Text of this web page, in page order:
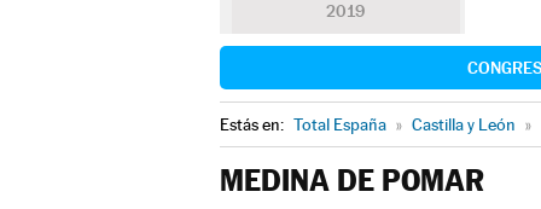
2019
Estás en: Total España » Castilla y León »
MEDINA DE POMAR